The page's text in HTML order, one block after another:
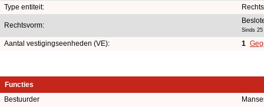
Type entiteit:
Rechtsvorm:
Sinds
Aantal vestigingseenheden (VE): 1
Functies
Bestuurder